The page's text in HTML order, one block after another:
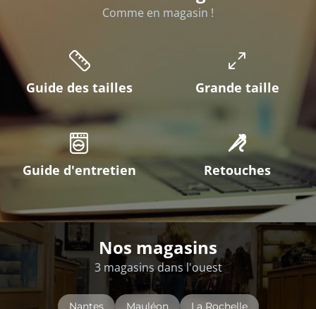
Comme en magasin !
Guide des tailles Grande taille
Guide d'entretien Retouches
Nos magasins
3 magasins dans l'ouest
Nantes Mauléon La Rochelle